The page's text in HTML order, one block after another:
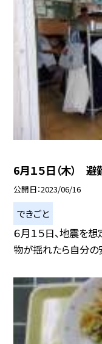
6月１５日（木） 避
公開日 2023/06/16
できごと
６月１５日、地震を
物が揺れたら自分の